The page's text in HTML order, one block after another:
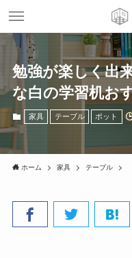
勉強が楽しく出
な白の学習机お
家具 テーブル ポット
ホーム 家具 テーブル